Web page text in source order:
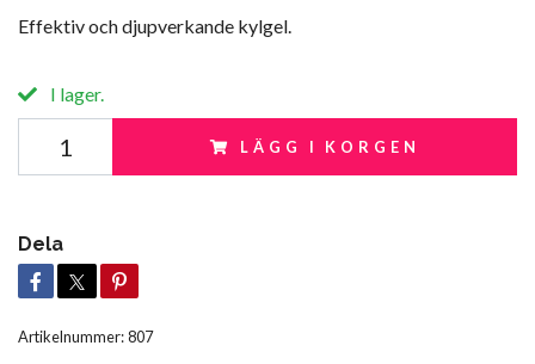
Effektiv och djupverkande kylgel.
I lager.
LÄGG I KORGEN
Dela
Artikelnummer:807